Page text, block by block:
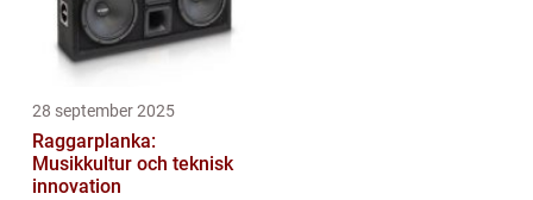
28 september 2025
Raggarplanka:
Musikkultur och teknisk
innovation